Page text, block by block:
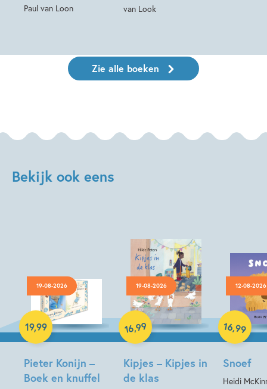
Paul van Loon
van Look
Zie alle boeken
Bekijk ook eens
19-08-2026
Pieter Konijn –
Boek en knuffel
19,99
Hardcover
19-08-2026
Kipjes – Kipjes in
de klas
16,99
Hardcover
12-08-2026
Snoef
Heidi
16,99
Hardcover